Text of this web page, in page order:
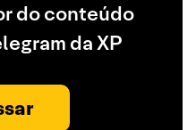
do conteúdo
da XP